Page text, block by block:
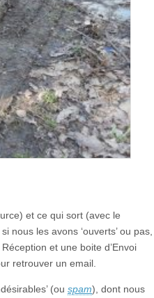
et ce qui sort (avec le
nous les avons ‘ouverts’ ou pas,
et une boite d’Envoi
retrouver un email.
(ou spam), dont nous